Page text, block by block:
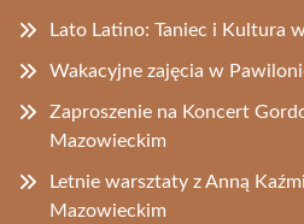
Lato Latino: Taniec i Kultura
Wakacyjne zajęcia w
Zaproszenie na Koncert
Mazowieckim
Letnie warsztaty z Anną
Mazowieckim